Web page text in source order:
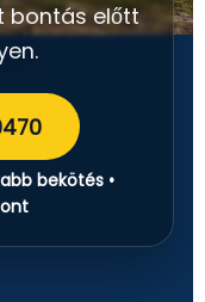
bontás előtt
bekötés •